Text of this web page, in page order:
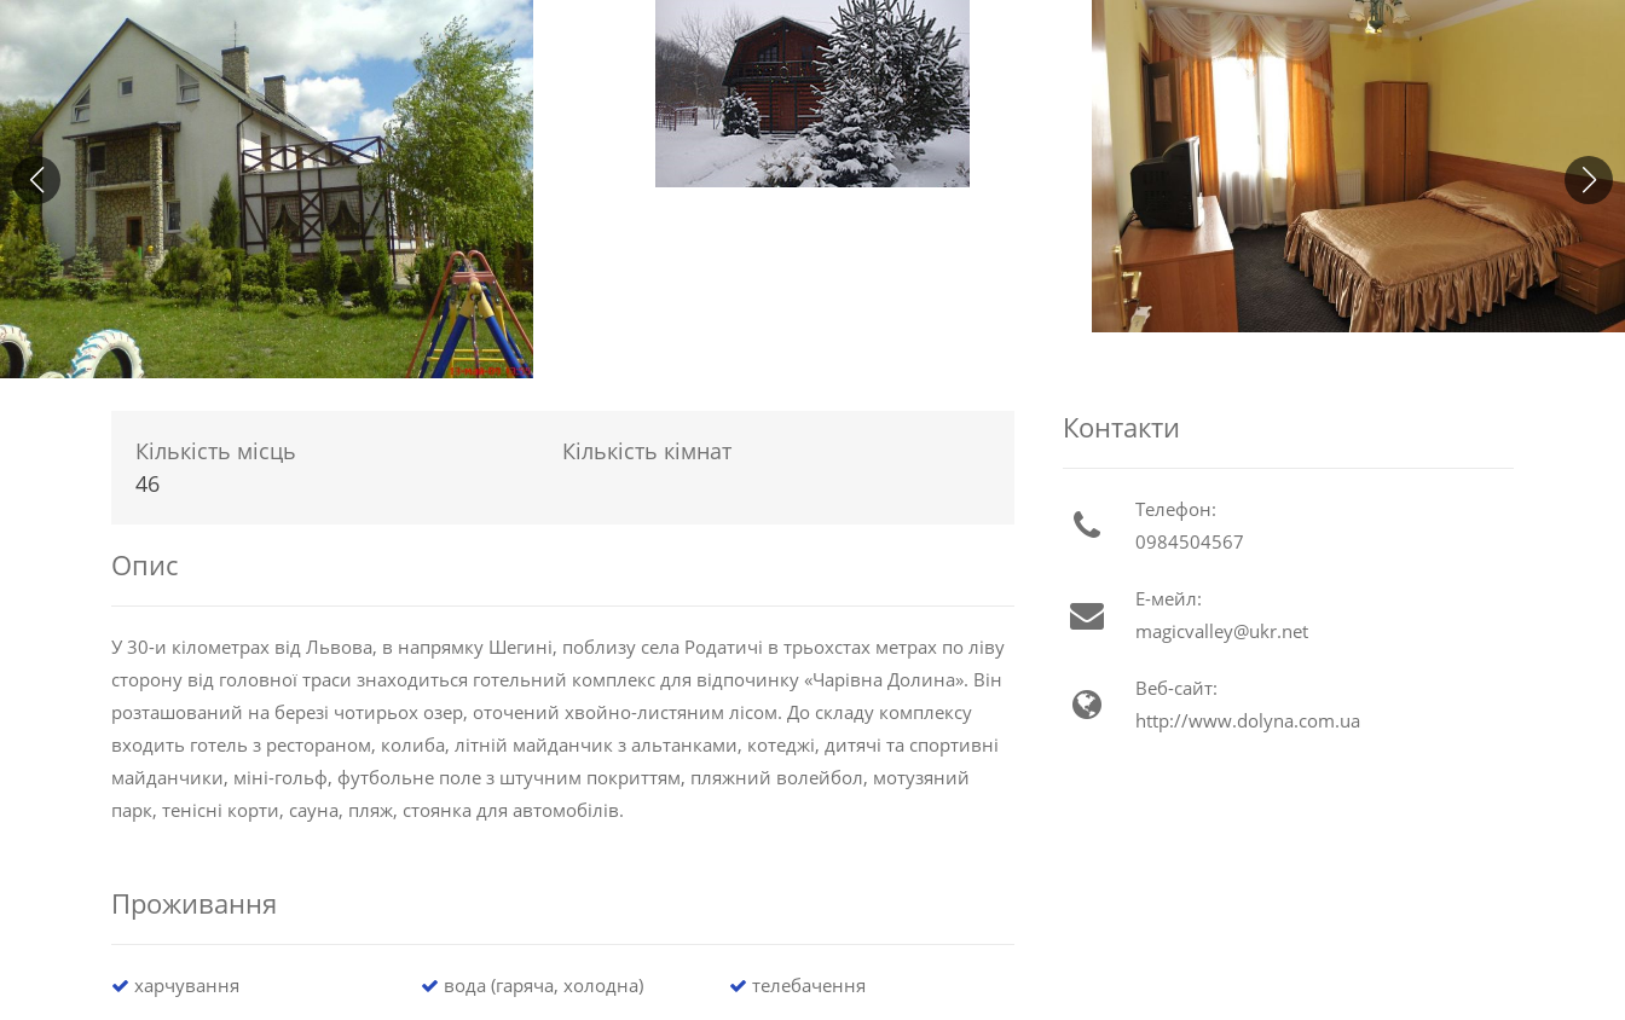
Кількість місць
46
Кількість кімнат
Опис
У 30-и кілометрах від Львова, в напрямку Шегині, поблизу села Родатичі в трьохстах метрах по ліву
сторону від головної траси знаходиться готельний комплекс для відпочинку «Чарівна Долина». Він
розташований на березі чотирьох озер, оточений хвойно-листяним лісом. До складу комплексу
входить готель з рестораном, колиба, літній майданчик з альтанками, котеджі, дитячі та спортивні
майданчики, міні-гольф, футбольне поле з штучним покриттям, пляжний волейбол, мотузяний
парк, тенісні корти, сауна, пляж, стоянка для автомобілів.
Проживання
харчування вода (гаряча, холодна)
телебачення
Контакти
Телефон:
0984504567
Е-мейл:
magicvalley@ukr.net
Веб-сайт:
http://www.dolyna.com.ua